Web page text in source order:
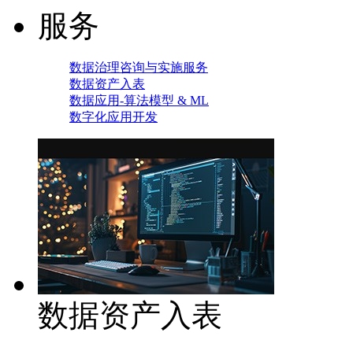
服务
数据治理咨询与实施服务
数据资产入表
数据应用-算法模型 & ML
数字化应用开发
数据资产入表